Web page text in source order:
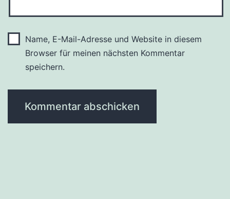
Name, E-Mail-Adresse und Website in diesem
Browser für meinen nächsten Kommentar
speichern.